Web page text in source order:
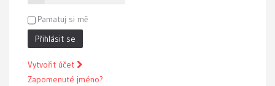
Pamatuj si mě
Přihlásit se
Vytvořit účet
Zapomenuté jméno?